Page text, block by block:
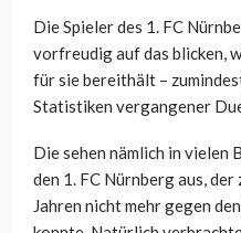
Die Spieler des 1. FC
vorfreudig auf das blicken,
für sie bereithält –
Statistiken vergangener
Die sehen nämlich in vielen
den 1. FC Nürnberg aus,
Jahren nicht mehr gegen